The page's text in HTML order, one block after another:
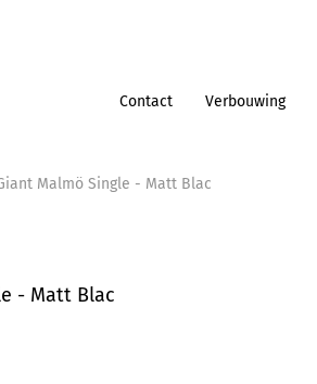
Contact Verbouwing
Malmö Single - Matt Blac
- Matt Blac